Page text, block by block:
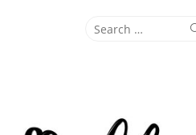
Search